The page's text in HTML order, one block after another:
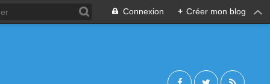
Connexion + Créer mon blog